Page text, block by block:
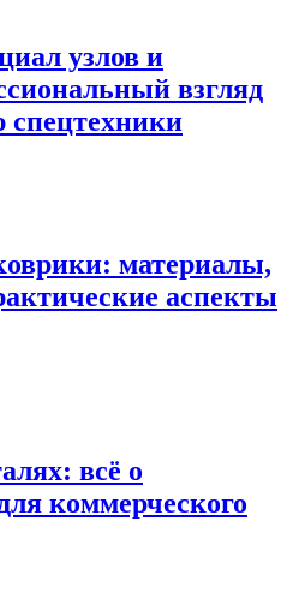
узлов и
взгляд
материалы,
аспекты
всё о
коммерческого